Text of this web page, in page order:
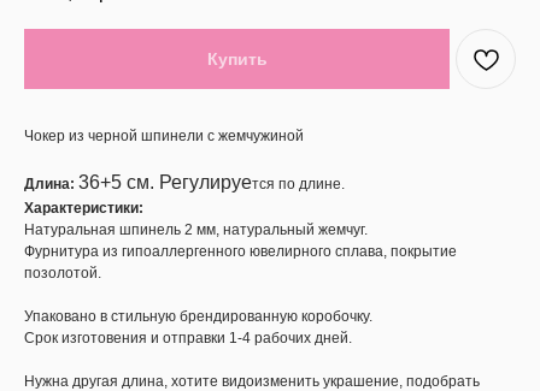
Купить
Чокер из черной шпинели с жемчужиной
Длина: 36+5 см. Регулируется по длине.
Характеристики:
Натуральная шпинель 2 мм, натуральный жемчуг.
Фурнитура из гипоаллергенного ювелирного сплава, покрытие
позолотой.
Упаковано в стильную брендированную коробочку.
Срок изготовения и отправки 1-4 рабочих дней.
Нужна другая длина, хотите видоизменить украшение, подобрать